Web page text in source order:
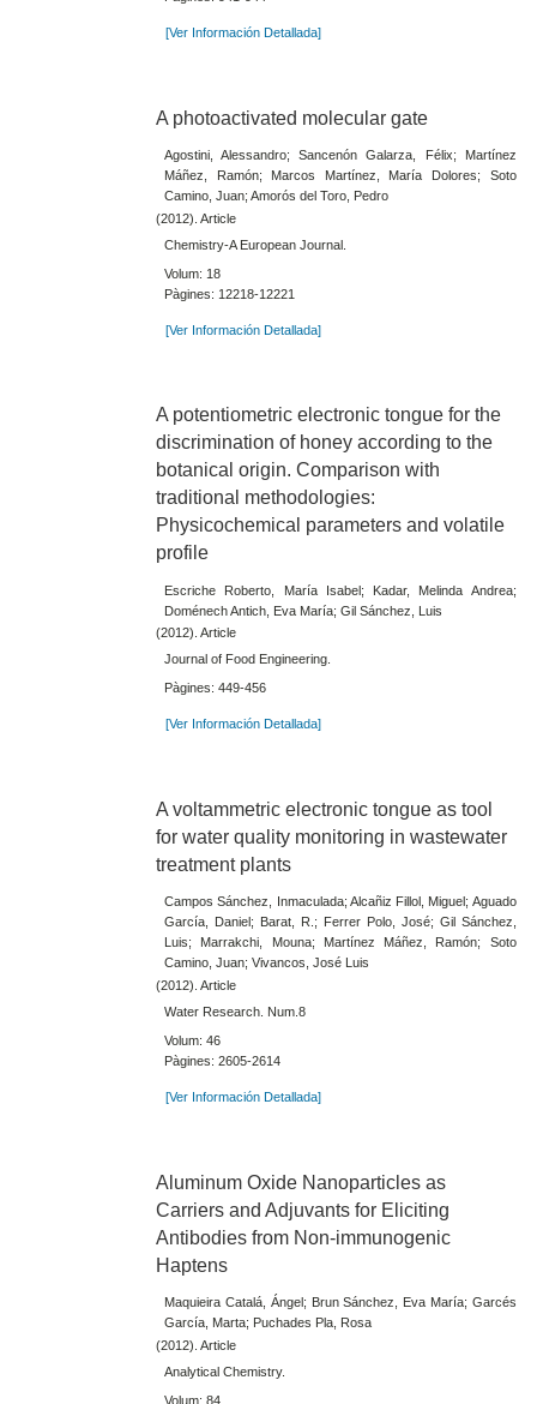
[Ver Información Detallada]
A photoactivated molecular gate
Agostini, Alessandro; Sancenón Galarza, Félix; Martínez
Máñez, Ramón; Marcos Martínez, María Dolores; Soto
Camino, Juan; Amorós del Toro, Pedro
(2012). Article
Chemistry-A European Journal.
Volum: 18
Pàgines: 12218-12221
[Ver Información Detallada]
A potentiometric electronic tongue for the
discrimination of honey according to the
botanical origin. Comparison with
traditional methodologies:
Physicochemical parameters and volatile
profile
Escriche Roberto, María Isabel; Kadar, Melinda Andrea;
Doménech Antich, Eva María; Gil Sánchez, Luis
(2012). Article
Journal of Food Engineering.
Pàgines: 449-456
[Ver Información Detallada]
A voltammetric electronic tongue as tool
for water quality monitoring in wastewater
treatment plants
Campos Sánchez, Inmaculada; Alcañiz Fillol, Miguel; Aguado
García, Daniel; Barat, R.; Ferrer Polo, José; Gil Sánchez,
Luis; Marrakchi, Mouna; Martínez Máñez, Ramón; Soto
Camino, Juan; Vivancos, José Luis
(2012). Article
Water Research. Num.8
Volum: 46
Pàgines: 2605-2614
[Ver Información Detallada]
Aluminum Oxide Nanoparticles as
Carriers and Adjuvants for Eliciting
Antibodies from Non-immunogenic
Haptens
Maquieira Catalá, Ángel; Brun Sánchez, Eva María; Garcés
García, Marta; Puchades Pla, Rosa
(2012). Article
Analytical Chemistry.
Volum: 84